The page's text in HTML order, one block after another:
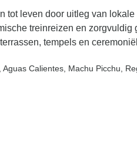
tot leven door uitleg van
treinreizen en zorgvuldig
tempels en
Aguas Calientes , Machu Picchu ,